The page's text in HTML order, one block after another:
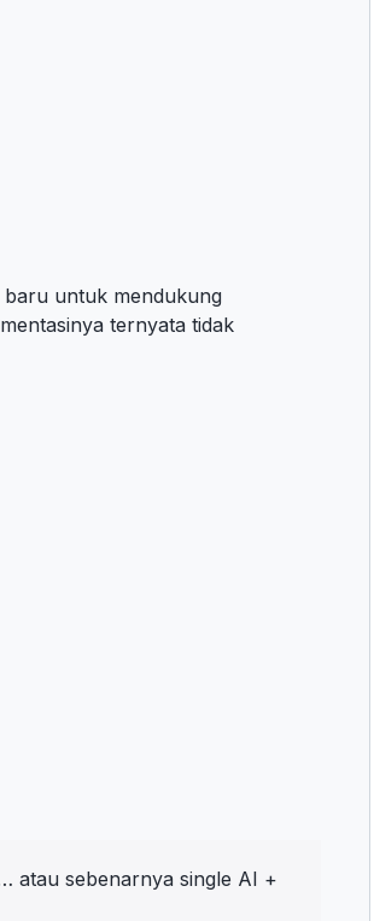
untuk mendukung
ternyata tidak
atau sebenarnya single AI +